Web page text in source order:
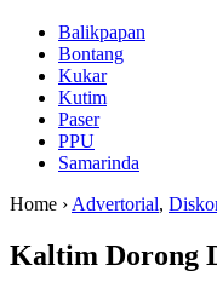
Balikpapan
Bontang
Kukar
Kutim
Paser
PPU
Samarinda
Home › Advertorial,
Kaltim Dorong